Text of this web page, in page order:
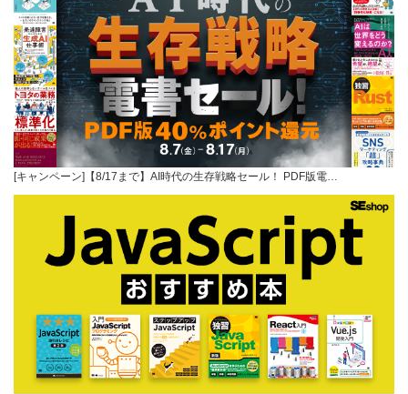
[キャンペーン]【8/17まで】AI時代の生存戦略セール！ PDF版電…